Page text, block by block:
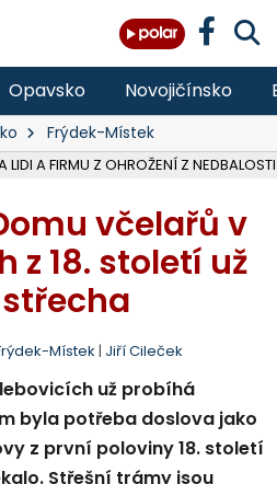
Opavsko Novojičínsko
Frýdek-Místek
A FIRMU Z OHROŽENÍ Z NEDBALOSTI
včelařů v
z 18. století už
Místek | Jiří Cileček
už probíhá
byla potřeba doslova jako
z první poloviny 18. století
Střešní trámy jsou